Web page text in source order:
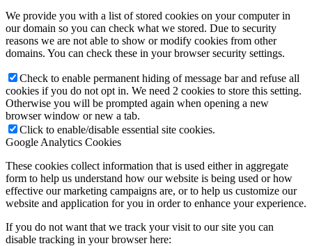
We provide you with a list of stored cookies on your computer in
our domain so you can check what we stored. Due to security
reasons we are not able to show or modify cookies from other
domains. You can check these in your browser security settings.
Check to enable permanent hiding of message bar and refuse all
cookies if you do not opt in. We need 2 cookies to store this setting.
Otherwise you will be prompted again when opening a new
browser window or new a tab.
Click to enable/disable essential site cookies.
Google Analytics Cookies
These cookies collect information that is used either in aggregate
form to help us understand how our website is being used or how
effective our marketing campaigns are, or to help us customize our
website and application for you in order to enhance your experience.
If you do not want that we track your visit to our site you can
disable tracking in your browser here: